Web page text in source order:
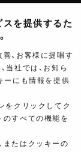
スを提供するた
、お客様に提唱す
当社では、お知ら
ーにも情報を提供
をクリックしてク
のすべての機能を
またはクッキーの